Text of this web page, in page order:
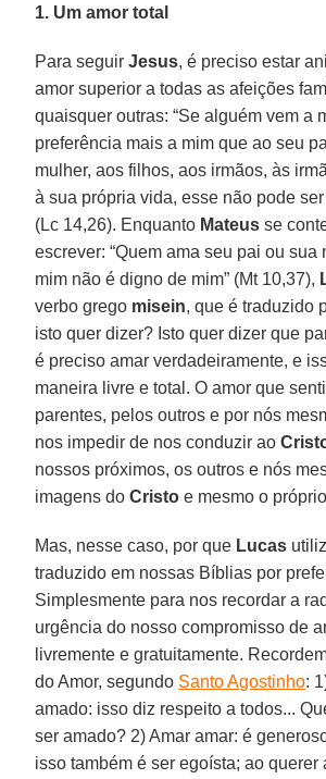
1. Um amor total
Para seguirJesus, é preciso estar
amor superior a todas as afeições
quaisquer outras: “Se alguém vem a
preferência mais a mim que ao seu
mulher, aos filhos, aos irmãos, às
à sua própria vida, esse não pode
(Lc 14,26). Enquanto Mateus se
escrever: “Quem ama seu pai ou sua
mim não é digno de mim” (Mt 10,37),
verbo grego misein, que é traduzido
isto quer dizer? Isto quer dizer que
é preciso amar verdadeiramente, e
maneira livre e total. O amor que
parentes, pelos outros e por nós
nos impedir de nos conduzir ao
nossos próximos, os outros e nós
imagens doCristo e mesmo o
Mas, nesse caso, por que Lucas
traduzido em nossas Bíblias por
Simplesmente para nos recordar a
urgência do nosso compromisso de
livremente e gratuitamente.
do Amor, segundo Santo Agostinho:
amado: isso diz respeito a todos...
ser amado? 2) Amar amar: é
isso também é ser egoísta; ao querer